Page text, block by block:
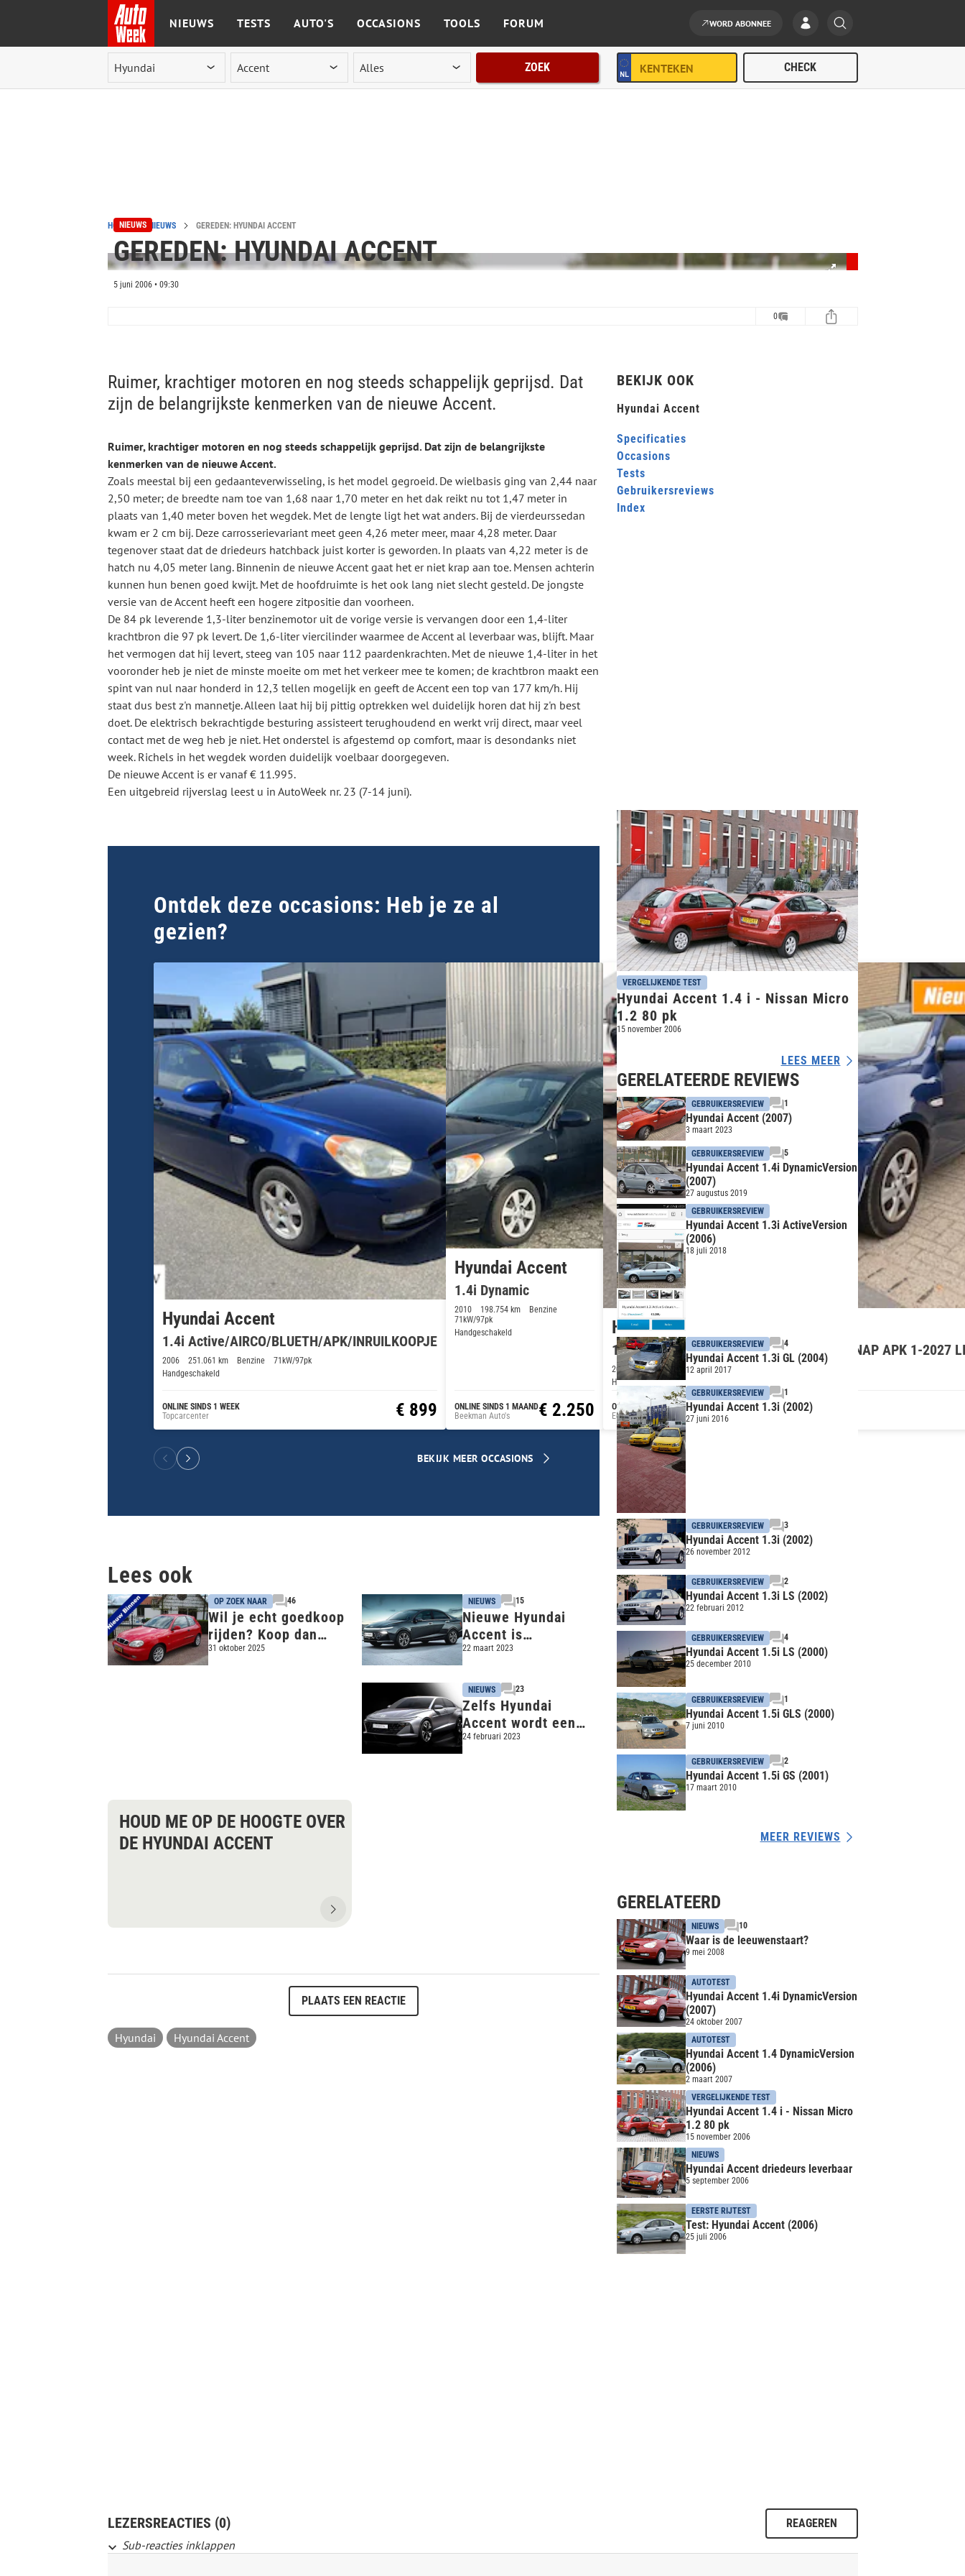
Ga naar de inhoud
NIEUWS TESTS AUTO'S OCCASIONS TOOLS FORUM WORD ABONNEE
ZOEK
HOME NIEUWS GEREDEN: HYUNDAI ACCENT
NIEUWS
GEREDEN: HYUNDAI ACCENT
5 juni 2006 • 09:30
0
Ruimer, krachtiger motoren en nog steeds schappelijk geprijsd. Dat
zijn de belangrijkste kenmerken van de nieuwe Accent.
Ruimer, krachtiger motoren en nog steeds schappelijk geprijsd. Dat zijn de belangrijkste
kenmerken van de nieuwe Accent.
Zoals meestal bij een gedaanteverwisseling, is het model gegroeid. De wielbasis ging van 2,44 naar
2,50 meter; de breedte nam toe van 1,68 naar 1,70 meter en het dak reikt nu tot 1,47 meter in
plaats van 1,40 meter boven het wegdek. Met de lengte ligt het wat anders. Bij de vierdeurssedan
kwam er 2 cm bij. Deze carrosserievariant meet geen 4,26 meter meer, maar 4,28 meter. Daar
tegenover staat dat de driedeurs hatchback juist korter is geworden. In plaats van 4,22 meter is de
hatch nu 4,05 meter lang. Binnenin de nieuwe Accent gaat het er niet krap aan toe. Mensen achterin
kunnen hun benen goed kwijt. Met de hoofdruimte is het ook lang niet slecht gesteld. De jongste
versie van de Accent heeft een hogere zitpositie dan voorheen.
De 84 pk leverende 1,3-liter benzinemotor uit de vorige versie is vervangen door een 1,4-liter
krachtbron die 97 pk levert. De 1,6-liter viercilinder waarmee de Accent al leverbaar was, blijft. Maar
het vermogen dat hij levert, steeg van 105 naar 112 paardenkrachten. Met de nieuwe 1,4-liter in het
vooronder heb je niet de minste moeite om met het verkeer mee te komen; de krachtbron maakt een
spint van nul naar honderd in 12,3 tellen mogelijk en geeft de Accent een top van 177 km/h. Hij
staat dus best z'n mannetje. Alleen laat hij bij pittig optrekken wel duidelijk horen dat hij z'n best
doet. De elektrisch bekrachtigde besturing assisteert terughoudend en werkt vrij direct, maar veel
contact met de weg heb je niet. Het onderstel is afgestemd op comfort, maar is desondanks niet
week. Richels in het wegdek worden duidelijk voelbaar doorgegeven.
De nieuwe Accent is er vanaf € 11.995.
Een uitgebreid rijverslag leest u in AutoWeek nr. 23 (7-14 juni).
Ontdek deze occasions: Heb je ze al
gezien?
Hyundai Accent
1.4i Active/AIRCO/BLUETH/APK/INRUILKOOPJE
2006 251.061 km Benzine
71kW/97pk
Handgeschakeld
ONLINE SINDS 1 WEEK
Topcarcenter
€ 899
Hyundai Accent
1.4i Dynamic
2010 198.754 km
Benzine
71kW/97pk
Handgeschakeld
ONLINE SINDS 1 MAAND
Beekman Auto's
€ 2.250
Hyundai Accent
1.4i Dynamic Joy AIRCO 3RS RIJDT GOED NAP APK 1-2027
2008 210.295 km Benzine
71kW/97pk
Handgeschakeld
ONLINE SINDS 1 MAAND
Ed-Kar Autohandel & Export
BEKIJK MEER OCCASIONS
Lees ook
OP ZOEK NAAR 46
Wil je echt goedkoop
rijden? Koop dan
één van deze al lang
vergeten Koreaanse
31 oktober 2025
NIEUWS 15
Nieuwe Hyundai
Accent is
extravagante sedan
22 maart 2023
NIEUWS 23
Zelfs Hyundai
Accent wordt een
wildebras
24 februari 2023
HOUD ME OP DE HOOGTE OVER
DE HYUNDAI ACCENT
PLAATS EEN REACTIE
Hyundai Hyundai Accent
BEKIJK OOK
Hyundai Accent
Specificaties
Occasions
Tests
Gebruikersreviews
Index
VERGELIJKENDE TEST
Hyundai Accent 1.4 i - Nissan Micro
1.2 80 pk
15 november 2006
LEES MEER
GERELATEERDE REVIEWS
GEBRUIKERSREVIEW 1
Hyundai Accent (2007)
3 maart 2023
GEBRUIKERSREVIEW 5
Hyundai Accent 1.4i DynamicVersion
(2007)
27 augustus 2019
GEBRUIKERSREVIEW
Hyundai Accent 1.3i ActiveVersion
(2006)
18 juli 2018
GEBRUIKERSREVIEW 4
Hyundai Accent 1.3i GL (2004)
12 april 2017
GEBRUIKERSREVIEW 1
Hyundai Accent 1.3i (2002)
27 juni 2016
GEBRUIKERSREVIEW 3
Hyundai Accent 1.3i (2002)
26 november 2012
GEBRUIKERSREVIEW 2
Hyundai Accent 1.3i LS (2002)
22 februari 2012
GEBRUIKERSREVIEW 4
Hyundai Accent 1.5i LS (2000)
25 december 2010
GEBRUIKERSREVIEW 1
Hyundai Accent 1.5i GLS (2000)
7 juni 2010
GEBRUIKERSREVIEW 2
Hyundai Accent 1.5i GS (2001)
17 maart 2010
MEER REVIEWS
GERELATEERD
NIEUWS 10
Waar is de leeuwenstaart?
9 mei 2008
AUTOTEST
Hyundai Accent 1.4i DynamicVersion
(2007)
24 oktober 2007
AUTOTEST
Hyundai Accent 1.4 DynamicVersion
(2006)
2 maart 2007
VERGELIJKENDE TEST
Hyundai Accent 1.4 i - Nissan Micro
1.2 80 pk
15 november 2006
NIEUWS
Hyundai Accent driedeurs leverbaar
5 september 2006
EERSTE RIJTEST
Test: Hyundai Accent (2006)
25 juli 2006
LEZERSREACTIES (0) REAGEREN
Sub-reacties inklappen